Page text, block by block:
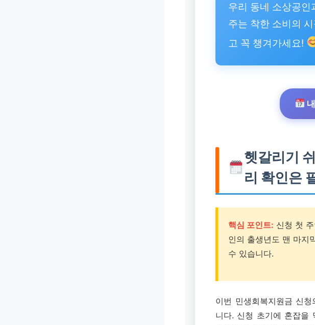
우리 동네 소상공인
주는 착한 소비의
고 꼭 챙겨가세요!
헷갈리기
리 확인은
핵심 포인트: 신청 첫
인의 출생년도 맨 마지
수 있습니다.
이번 민생회복지원금 신청
니다. 신청 초기에 혼잡을